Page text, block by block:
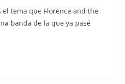
el tema que Florence and the
banda de la que ya pasé